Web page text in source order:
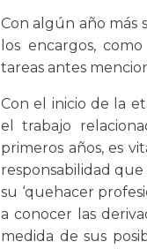
Con algún año más
los encargos,
tareas antes
Con el inicio de la
el trabajo
primeros años, es
responsabilidad que
su ‘quehacer
a conocer las
medida de sus